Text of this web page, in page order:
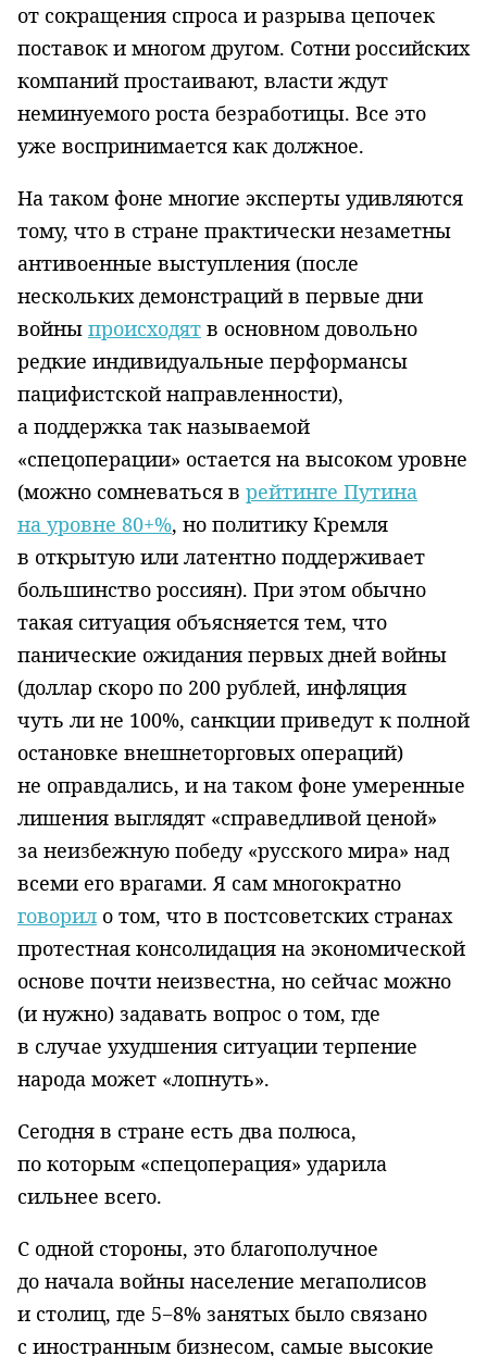
от сокращения спроса и разрыва цепочек
поставок и многом другом. Сотни российских
компаний простаивают, власти ждут
неминуемого роста безработицы. Все это
уже воспринимается как должное.
На таком фоне многие эксперты удивляются
тому, что в стране практически незаметны
антивоенные выступления (после
нескольких демонстраций в первые дни
войны происходят в основном довольно
редкие индивидуальные перформансы
пацифистской направленности),
а поддержка так называемой
«спецоперации» остается на высоком уровне
(можно сомневаться в рейтинге Путина
на уровне 80+%, но политику Кремля
в открытую или латентно поддерживает
большинство россиян). При этом обычно
такая ситуация объясняется тем, что
панические ожидания первых дней войны
(доллар скоро по 200 рублей, инфляция
чуть ли не 100%, санкции приведут к полной
остановке внешнеторговых операций)
не оправдались, и на таком фоне умеренные
лишения выглядят «справедливой ценой»
за неизбежную победу «русского мира» над
всеми его врагами. Я сам многократно
говорил о том, что в постсоветских странах
протестная консолидация на экономической
основе почти неизвестна, но сейчас можно
(и нужно) задавать вопрос о том, где
в случае ухудшения ситуации терпение
народа может «лопнуть».
Cегодня в стране есть два полюса,
по которым «спецоперация» ударила
сильнее всего.
С одной стороны, это благополучное
до начала войны население мегаполисов
и столиц, где 5−8% занятых было связано
с иностранным бизнесом, самые высокие